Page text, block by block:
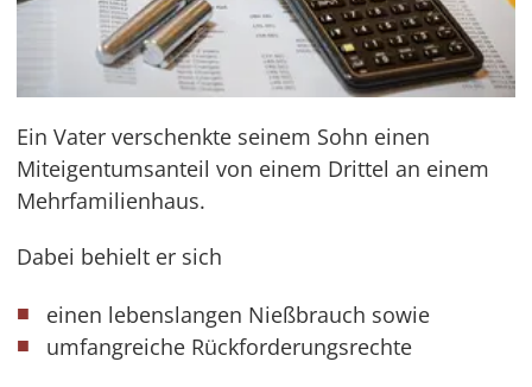
Ein Vater verschenkte seinem Sohn einen
Miteigentumsanteil von einem Drittel an einem
Mehrfamilienhaus.
Dabei behielt er sich
einen lebenslangen Nießbrauch sowie
umfangreiche Rückforderungsrechte